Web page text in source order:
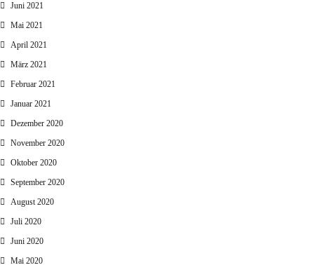
Juni 2021
Mai 2021
April 2021
März 2021
Februar 2021
Januar 2021
Dezember 2020
November 2020
Oktober 2020
September 2020
August 2020
Juli 2020
Juni 2020
Mai 2020